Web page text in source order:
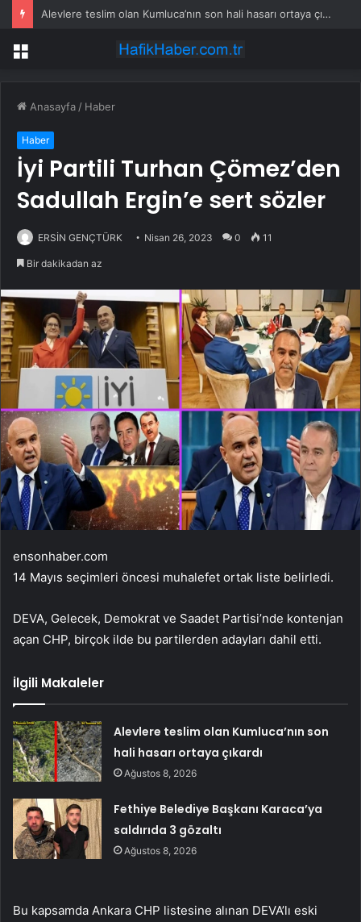
Alevlere teslim olan Kumluca’nın son hali hasarı ortaya çıkardı
Menü
Anasayfa / Haber
Haber
İyi Partili Turhan Çömez’den
Sadullah Ergin’e sert sözler
ERSİN GENÇTÜRK Nisan 26, 2023 0 11
Bir dakikadan az
ensonhaber.com
14 Mayıs seçimleri öncesi muhalefet ortak liste belirledi.
DEVA, Gelecek, Demokrat ve Saadet Partisi’nde kontenjan
açan CHP, birçok ilde bu partilerden adayları dahil etti.
İlgili Makaleler
Alevlere teslim olan Kumluca’nın son
hali hasarı ortaya çıkardı
Ağustos 8, 2026
Fethiye Belediye Başkanı Karaca’ya
saldırıda 3 gözaltı
Ağustos 8, 2026
Bu kapsamda Ankara CHP listesine alınan DEVA’lı eski